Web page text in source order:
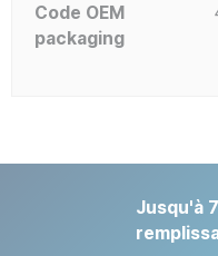
Code OEM
packaging
Jusqu'à